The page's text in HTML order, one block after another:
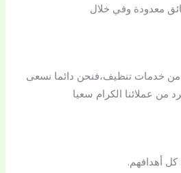
معدودة وفي خلال
خدمات تنظيف،فنحن دائما نسعى
من عملائنا الكرام سعيا
أهدافهم.